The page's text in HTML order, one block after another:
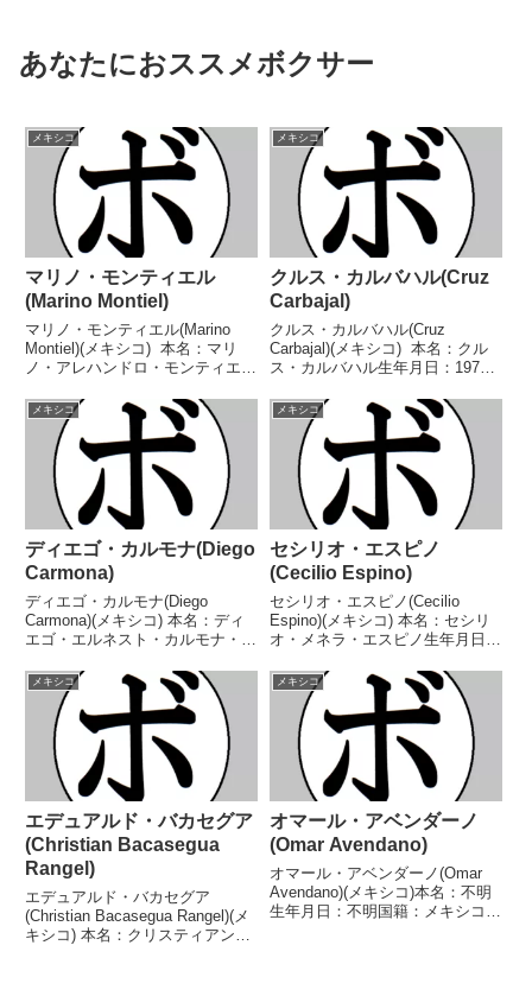
あなたにおススメボクサー
メキシコ
マリノ・モンティエル
(Marino Montiel)
マリノ・モンティエル(Marino
Montiel)(メキシコ) 本名：マリ
ノ・アレハンドロ・モンティエ
年03月10日国籍：メキシコ戦
績：55戦35勝(18KO)18敗2
分 【獲得タイトル】な
し 【戦...
メキシコ
クルス・カルバハル(Cruz
Carbajal)
クルス・カルバハル(Cruz
Carbajal)(メキシコ) 本名：クル
ス・カルバハル生年月日：1974
53戦32勝(26KO)19敗2分 【獲得
タイトル】メキシコバンタム級王
座第11代WBO世界バンタム級...
メキシコ
ディエゴ・カルモナ(Diego
Carmona)
ディエゴ・カルモナ(Diego
Carmona)(メキシコ) 本名：ディ
エゴ・エルネスト・カルモナ・カ
シコ戦績：18戦15勝(11KO)3
敗 【獲得タイトル】WBA中央ア
メリカスーパーミドル級王座
WBAコンチネ...
メキシコ
セシリオ・エスピノ
(Cecilio Espino)
セシリオ・エスピノ(Cecilio
Espino)(メキシコ) 本名：セシリ
オ・メネラ・エスピノ生年月日：
33勝(28KO)6敗1分 【獲得タイト
ル】NABF北米バンタム級王
座 【戦歴】1988/04/19 ○...
メキシコ
エデュアルド・バカセグア
(Christian Bacasegua
Rangel)
エデュアルド・バカセグア
(Christian Bacasegua Rangel)(メ
キシコ) 本名：クリスティアン・
メキシコ
オマール・アベンダーノ
(Omar Avendano)
オマール・アベンダーノ(Omar
Avendano)(メキシコ)本名：不明
生年月日：不明国籍：メキシコ戦